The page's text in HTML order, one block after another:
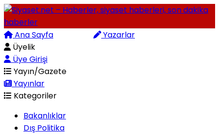
Ana Sayfa
Yazarlar
Üyelik
Üye Girişi
Yayın/Gazete
Yayınlar
Kategoriler
Bakanlıklar
Dış Politika